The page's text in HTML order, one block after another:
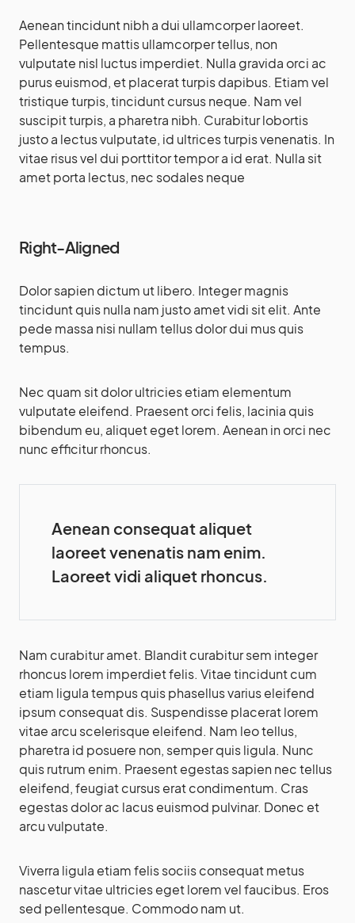
Aenean tincidunt nibh a dui ullamcorper laoreet.
Pellentesque mattis ullamcorper tellus, non
vulputate nisl luctus imperdiet. Nulla gravida orci ac
purus euismod, et placerat turpis dapibus. Etiam vel
tristique turpis, tincidunt cursus neque. Nam vel
suscipit turpis, a pharetra nibh. Curabitur lobortis
justo a lectus vulputate, id ultrices turpis venenatis. In
vitae risus vel dui porttitor tempor a id erat. Nulla sit
amet porta lectus, nec sodales neque
Right-Aligned
Dolor sapien dictum ut libero. Integer magnis
tincidunt quis nulla nam justo amet vidi sit elit. Ante
pede massa nisi nullam tellus dolor dui mus quis
tempus.
Nec quam sit dolor ultricies etiam elementum
vulputate eleifend. Praesent orci felis, lacinia quis
bibendum eu, aliquet eget lorem. Aenean in orci nec
nunc efficitur rhoncus.
Aenean consequat aliquet
laoreet venenatis nam enim.
Laoreet vidi aliquet rhoncus.
Nam curabitur amet. Blandit curabitur sem integer
rhoncus lorem imperdiet felis. Vitae tincidunt cum
etiam ligula tempus quis phasellus varius eleifend
ipsum consequat dis. Suspendisse placerat lorem
vitae arcu scelerisque eleifend. Nam leo tellus,
pharetra id posuere non, semper quis ligula. Nunc
quis rutrum enim. Praesent egestas sapien nec tellus
eleifend, feugiat cursus erat condimentum. Cras
egestas dolor ac lacus euismod pulvinar. Donec et
arcu vulputate.
Viverra ligula etiam felis sociis consequat metus
nascetur vitae ultricies eget lorem vel faucibus. Eros
sed pellentesque. Commodo nam ut.